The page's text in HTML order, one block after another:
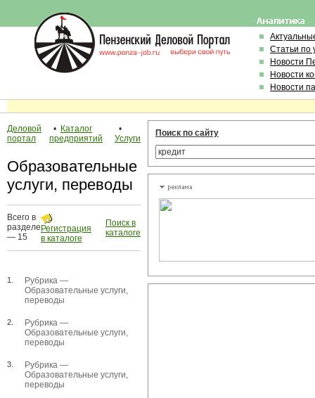
Статьи по
Новости
Новости
Новости
Деловой
портал
• Каталог
предприятий
•
Услуги
Образовательные
услуги, переводы
Всего в
разделе
— 15
Регистрация
в каталоге
Поиск в
каталоге
1.
Рубрика —
Образовательные услуги,
переводы
2.
Рубрика —
Образовательные услуги,
переводы
3.
Рубрика —
Образовательные услуги,
переводы
Поиск по сайту